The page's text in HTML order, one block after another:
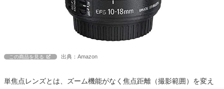
この商品を見る 出典：Amazon
単焦点レンズとは、ズーム機能がなく焦点距離（撮影範囲）を変え